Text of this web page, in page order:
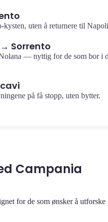
kysten, uten å returnere til
Sorrento
— nyttig for de som bor i
på få stopp, uten bytter.
Campania
for de som ønsker å utforske